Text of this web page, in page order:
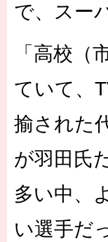
で、スー
「高校
ていて、
揄された
が羽田氏
多い中、
い選手だ